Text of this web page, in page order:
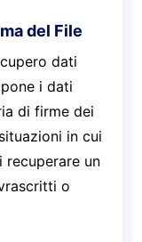
del File
dati
i dati
di firme dei
in cui
recuperare un
o